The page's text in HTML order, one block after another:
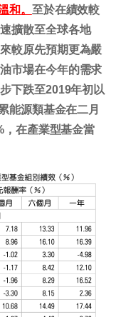
和。 至於在績效較
擴散至全球各地
較原先預期更為嚴
市場在今年的需求
下跌至2019年初以
能源類基金在二月
，在產業型基金當